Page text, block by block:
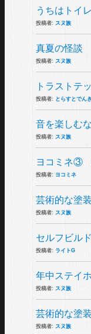
うちはトイ
投稿者: スヌ族
真夏の怪談
投稿者: スヌ族
トラストテ
投稿者: とらすとでんき
音を楽しむ
投稿者: スヌ族
ヨコミネ③
投稿者: ヨコミネ
芸術的な塗
投稿者: スヌ族
セルフビル
投稿者: ライトG
年中ステイ
投稿者: スヌ族
芸術的な塗
投稿者: スヌ族